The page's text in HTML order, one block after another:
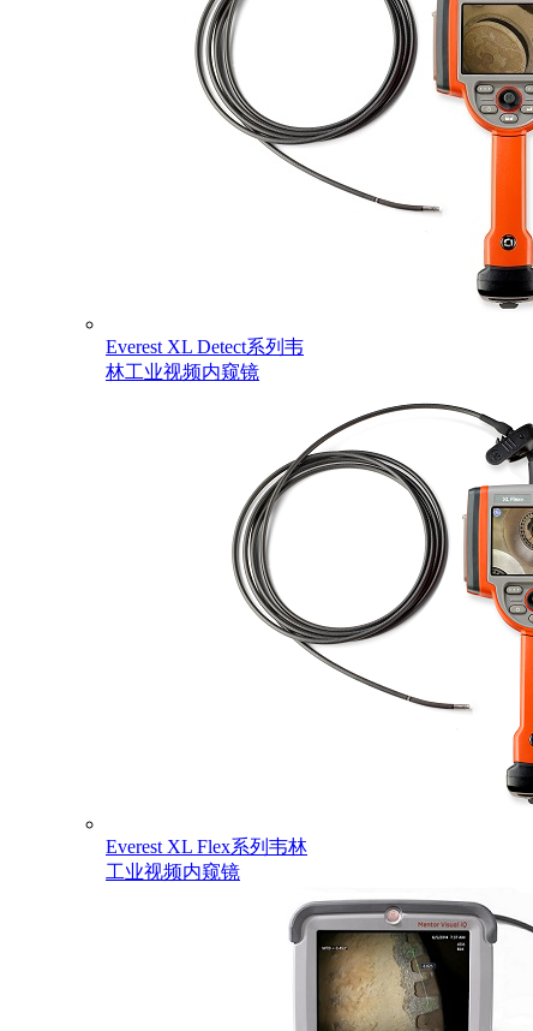
Everest XL Detect系列韦
林工业视频内窥镜
Everest XL Flex系列韦林
工业视频内窥镜